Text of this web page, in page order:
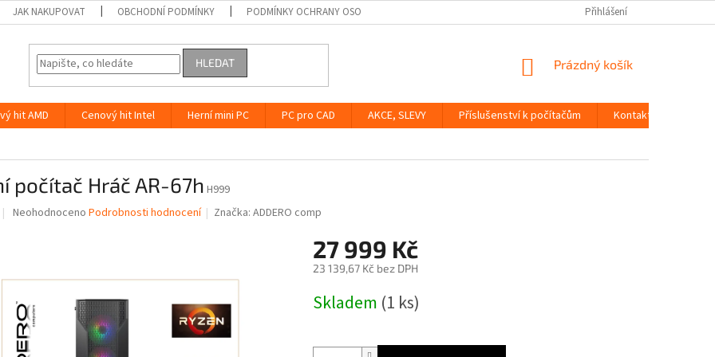
JAK NAKUPOVAT OBCHODNÍ PODMÍNKY PODMÍNKY OCHRANY OSOBNÍCH ÚDAJŮ Přihlášení
HLEDAT
NÁKUPNÍ
Prázdný košík
hit AMD Cenový hit Intel Herní mini PC PC pro CAD AKCE, SLEVY Příslušenství k počítačům Kontakty
počítač Hráč AR-67h H999
Průměrné
5
hvězdiček.
Neohodnoceno Podrobnosti hodnocení Značka:ADDERO comp
27 999 Kč
23 139,67 Kč bez DPH
cena:
Skladem (1 ks)